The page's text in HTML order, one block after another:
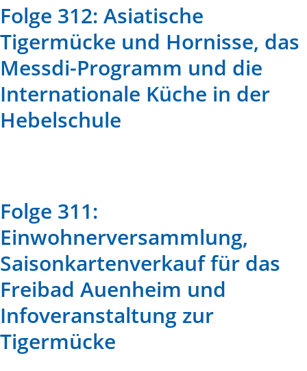
Folge 312: Asiatische
Tigermücke und Hornisse, das
Messdi-Programm und die
Internationale Küche in der
Hebelschule
Folge 311:
Einwohnerversammlung,
Saisonkartenverkauf für das
Freibad Auenheim und
Infoveranstaltung zur
Tigermücke